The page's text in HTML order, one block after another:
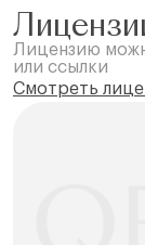
Лицензию
или ссылки
Смотреть